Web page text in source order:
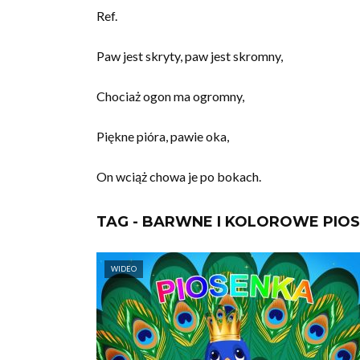
Ref.
Paw jest skryty, paw jest skromny,
Chociaż ogon ma ogromny,
Piękne pióra, pawie oka,
On wciąż chowa je po bokach.
TAG - BARWNE I KOLOROWE
WIDEO